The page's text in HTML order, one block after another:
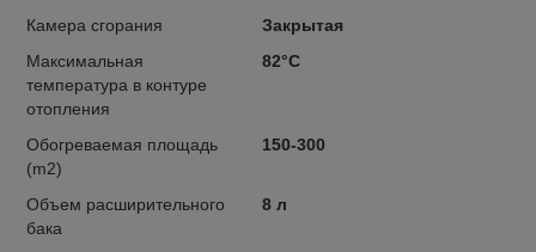
Камера сгорания
Закрытая
Максимальная
температура в контуре
отопления
82°C
Обогреваемая площадь
(m2)
150-300
Объем расширительного
бака
8 л